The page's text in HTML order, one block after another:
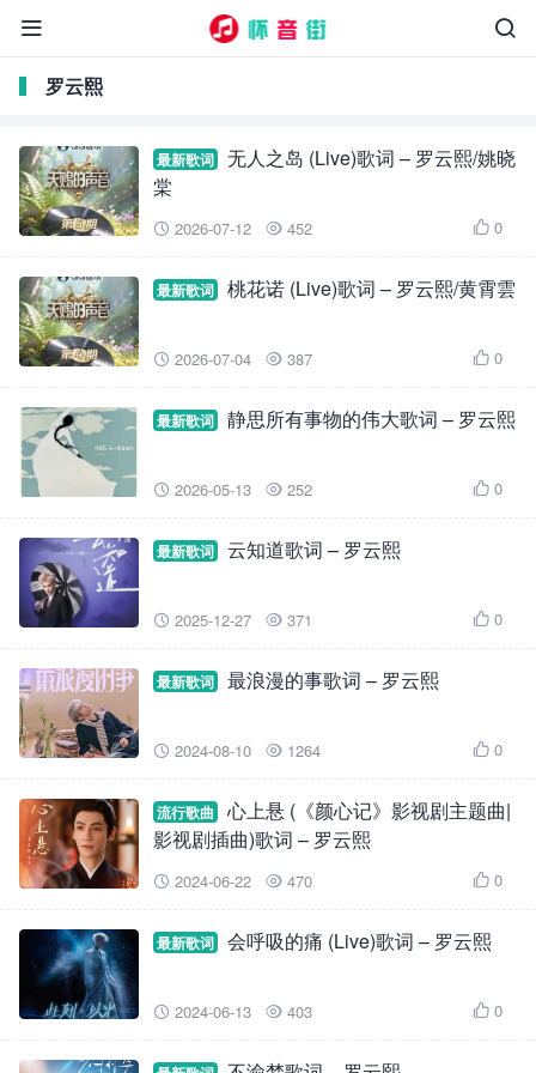


罗云熙
最新歌词
无人之岛 (Live)歌词 – 罗云熙/姚晓
棠
 2026-07-12  452  0
最新歌词 桃花诺 (Live)歌词 – 罗云熙/黄霄雲
 2026-07-04  387  0
最新歌词 静思所有事物的伟大歌词 – 罗云熙
 2026-05-13  252  0
最新歌词 云知道歌词 – 罗云熙
 2025-12-27  371  0
最新歌词 最浪漫的事歌词 – 罗云熙
 2024-08-10  1264  0
流行歌曲
心上悬 (《颜心记》影视剧主题曲|
影视剧插曲)歌词 – 罗云熙
 2024-06-22  470  0
最新歌词 会呼吸的痛 (Live)歌词 – 罗云熙
 2024-06-13  403  0